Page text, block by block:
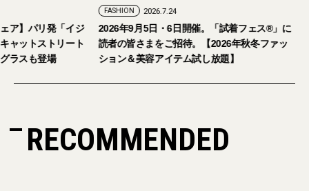
【おしゃれな大人のアイウェア】パリ発「イジ
ピジ」が国内初の旗艦店をキャットストリート
にオープン。日本限定サングラスも登場
2026年9月5日・6
読者の皆さまをご
ション＆美容アイ
RECOMMENDED